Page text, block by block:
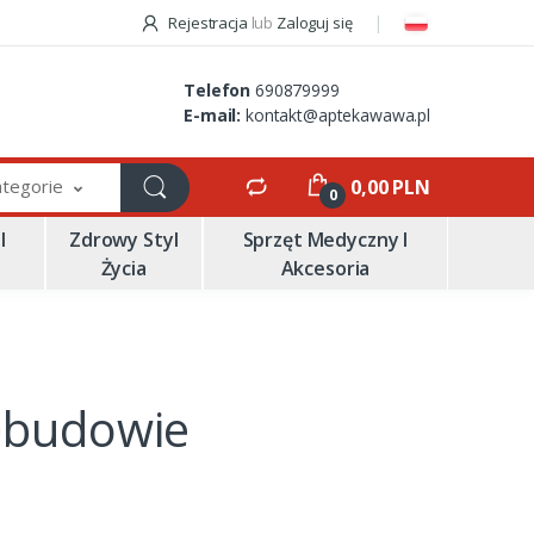
Rejestracja lub Zaloguj się
Telefon 690879999
E-mail: kontakt@aptekawawa.pl
0 0,00 PLN
Zdrowy Styl
Życia
Sprzęt Medyczny I
Akcesoria